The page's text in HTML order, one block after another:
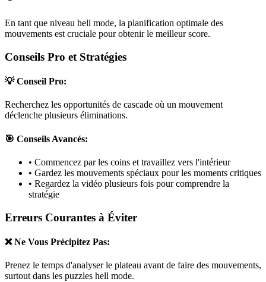
En tant que niveau hell mode, la planification optimale des
mouvements est cruciale pour obtenir le meilleur score.
Conseils Pro et Stratégies
💡 Conseil Pro:
Recherchez les opportunités de cascade où un mouvement
déclenche plusieurs éliminations.
🎯 Conseils Avancés:
• Commencez par les coins et travaillez vers l'intérieur
• Gardez les mouvements spéciaux pour les moments critiques
• Regardez la vidéo plusieurs fois pour comprendre la
stratégie
Erreurs Courantes à Éviter
❌ Ne Vous Précipitez Pas:
Prenez le temps d'analyser le plateau avant de faire des mouvements,
surtout dans les puzzles hell mode.